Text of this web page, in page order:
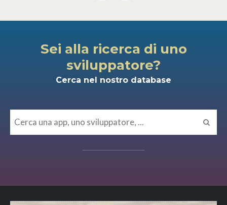
Sei alla ricerca di uno
sviluppatore?
Cerca nel nostro database